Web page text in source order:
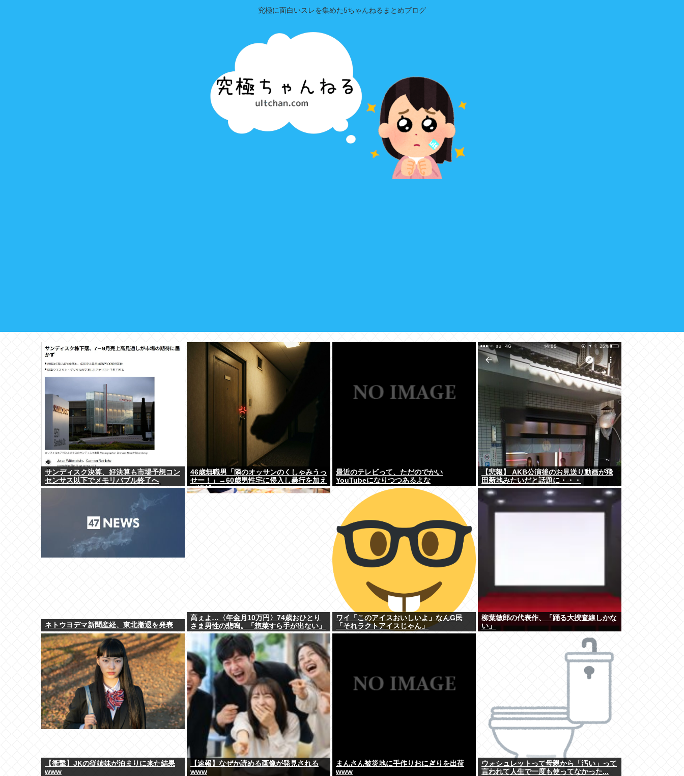
究極に面白いスレを集めた5ちゃんねるまとめブログ
サンディスク決算、好決算も市場予想コン
センサス以下でメモリバブル終了へ
46歳無職男「隣のオッサンのくしゃみうっ
せー！」→60歳男性宅に侵入し暴行を加え
て逮捕
最近のテレビって、ただのでかい
YouTubeになりつつあるよな
【悲報】 AKB公演後のお見送り動画が飛
田新地みたいだと話題に・・・
ネトウヨデマ新聞産経、東北撤退を発表
高ぇよ…〈年金月10万円〉74歳おひとり
さま男性の悲鳴。「惣菜すら手が出ない」
ワイ「このアイスおいしいよ」なんG民
「それラクトアイスじゃん」
柳葉敏郎の代表作、「踊る大捜査線しかな
い」
【衝撃】JKの従姉妹が泊まりに来た結果
www
【速報】なぜか読める画像が発見される
www
まんさん被災地に手作りおにぎりを出荷
www
ウォシュレットって母親から「汚い」って
言われて人生で一度も使ってなかった...